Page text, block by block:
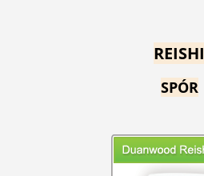
REISHI
SPÓR